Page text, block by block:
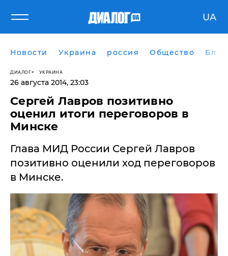
UA
Новости Украина россия Общество
ДИАЛОГ УКРАИНА
26 августа 2014, 23:03
Сергей Лавров позитивно
оценил итоги переговоров в
Минске
Глава МИД России Сергей Лавров
позитивно оценили ход переговоров
в Минске.